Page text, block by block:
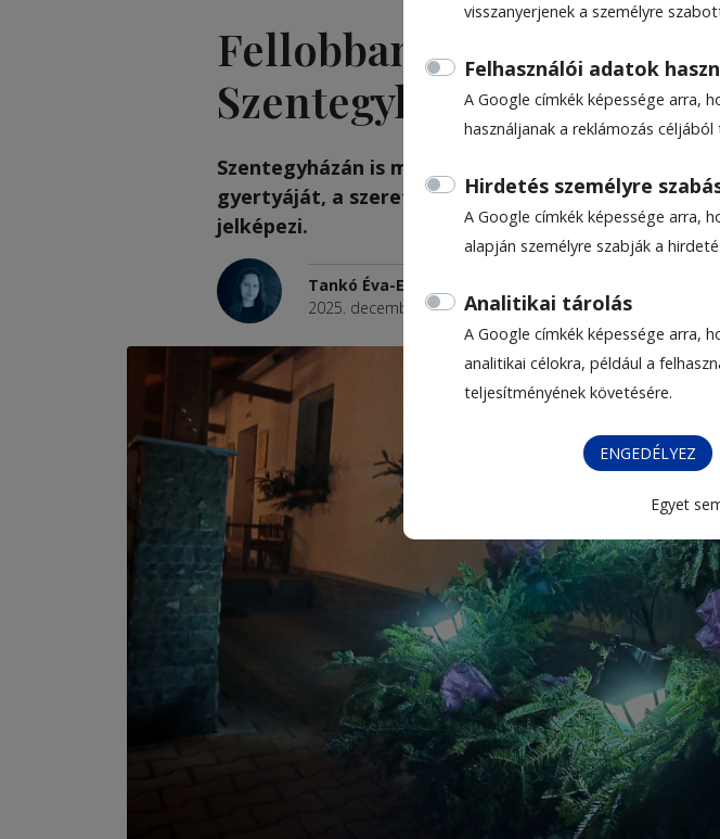
visszanyerjenek a személyre
Felhasználói adatok
A Google címkék képessége arra,
használjanak a reklámozás
Hirdetés személyre
A Google címkék képessége arra,
alapján személyre szabják a
Analitikai tárolás
A Google címkék képessége arra,
analitikai célokra, például a
teljesítményének követésére.
ENGEDÉLYEZ
Egyet
Fellobbant a szeretet
Szentegyházán
Szentegyházán is meggyújtották tegnap este az
gyertyáját, a szeretet lángját, amely a karácsonyi
jelképezi.
Tankó Éva-Eliza
2025. december 22., 10:35